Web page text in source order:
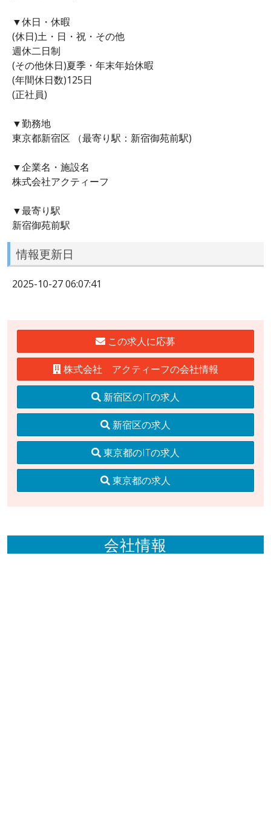
▼休日・休暇
(休日)土・日・祝・その他
週休二日制
(その他休日)夏季・年末年始休暇
(年間休日数)125日
(正社員)
▼勤務地
東京都新宿区 （最寄り駅：新宿御苑前駅)
▼企業名・施設名
株式会社アクティーフ
▼最寄り駅
新宿御苑前駅
情報更新日
2025-10-27 06:07:41
この求人に応募
株式会社 アクティーフの会社情報
新宿区のITの求人
新宿区の求人
東京都のITの求人
東京都の求人
会社情報